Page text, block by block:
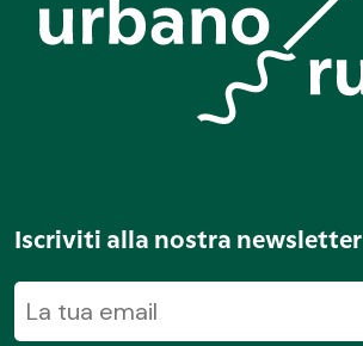
Iscriviti alla nostra newsletter